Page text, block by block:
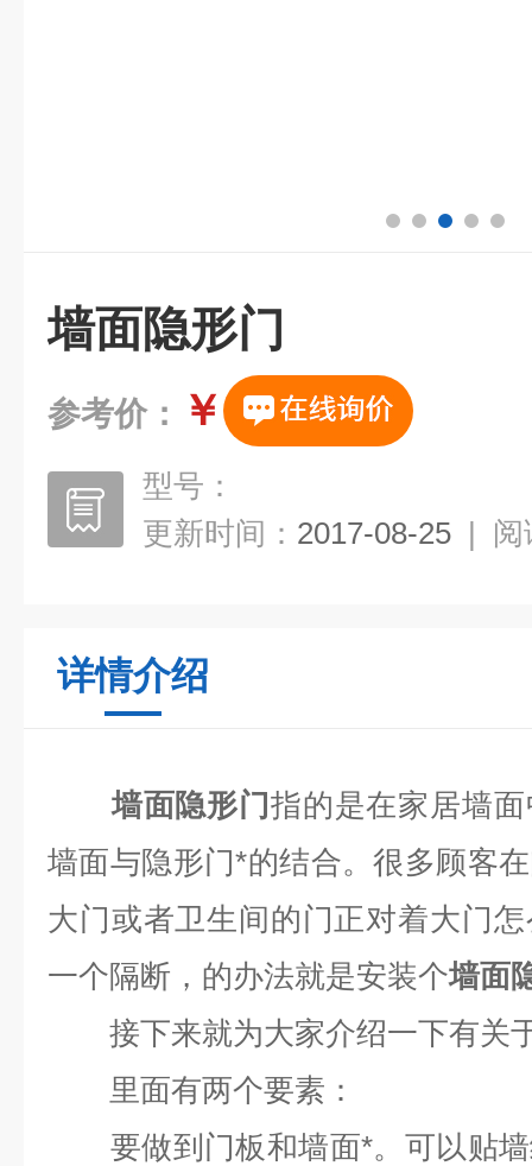
墙面隐形门
参考价： ￥
型号：
更新时间： 2017-08-25 | 阅
详情介绍
墙面隐形门 指的是在家居墙
墙面与隐形门*的结合。很多顾客
大门或者卫生间的门正对着大门
一个隔断，的办法就是安装个墙面
接下来就为大家介绍一下有关
里面有两个要素：
要做到门板和墙面*。可以贴墙